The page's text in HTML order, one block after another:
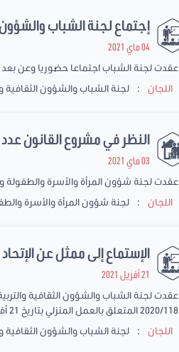
إجتماع لجنة الشباب والشؤون
04 ماي 2021
عقدت لجنة الشباب اجتماعا حضوريا وعن بعد يوم الثلاثاء الموافق ل04 ماي 2021 للنظر في مشروع
اللجان
: لجنة الشباب والشؤون الثقافية
النظر في مشروع القانون عدد 118/2020 المتعلق بتنظيم العمل المنزلي
03 ماي 2021
عقدت لجنة شؤون المرأة والأسرة والطفولة والشباب
اللجان
: لجنة شؤون المرأة والأسرة
الإستماع إلى ممثل عن الإتحاد
21 أفريل 2021
عقدت لجنة الشباب والشؤون الثقافية
2020/118 المتعلق بالعمل المنزلي بتاريخ 21 أفريل 2021 على الساعة 10:30 حضوريا وعن بعد
اللجان
: لجنة الشباب والشؤون الثقافية